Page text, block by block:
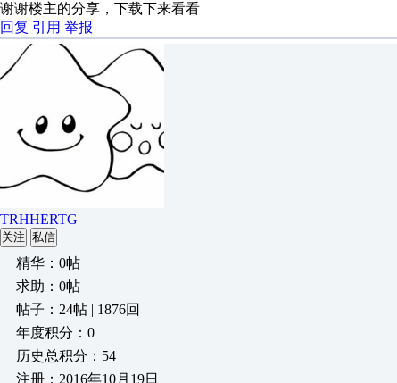
谢谢楼主的分享，下载下来看看
回复 引用 举报
TRHHERTG
关注 私信
精华：0帖
求助：0帖
帖子：24帖 | 1876回
年度积分：0
历史总积分：54
注册：2016年10月19日